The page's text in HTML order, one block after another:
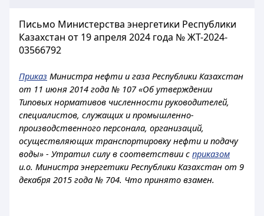
Письмо Министерства энергетики Республики
Казахстан от 19 апреля 2024 года № ЖТ-2024-
03566792
Приказ Министра нефти и газа Республики Казахстан
от 11 июня 2014 года № 107 «Об утверждении
Типовых нормативов численности руководителей,
специалистов, служащих и промышленно-
производственного персонала, организаций,
осуществляющих транспортировку нефти и подачу
воды» - Утратил силу в соответствии с приказом
и.о. Министра энергетики Республики Казахстан от 9
декабря 2015 года № 704. Что принято взамен.